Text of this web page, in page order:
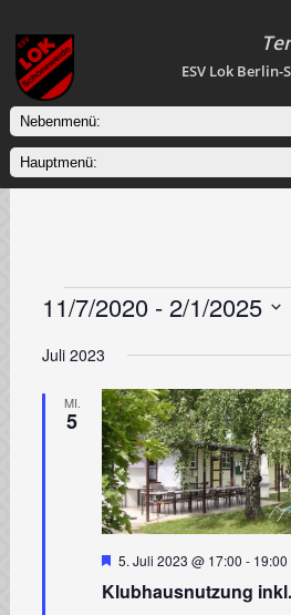
ESV Lok Berlin-
Veranstaltungen
11/7/2020 - 2/1/2025
wählen.
Juli 2023
MI.
5
Klubhausnutzung
Hervorgehoben
5. Juli 2023 @ 17:00 - 19:00